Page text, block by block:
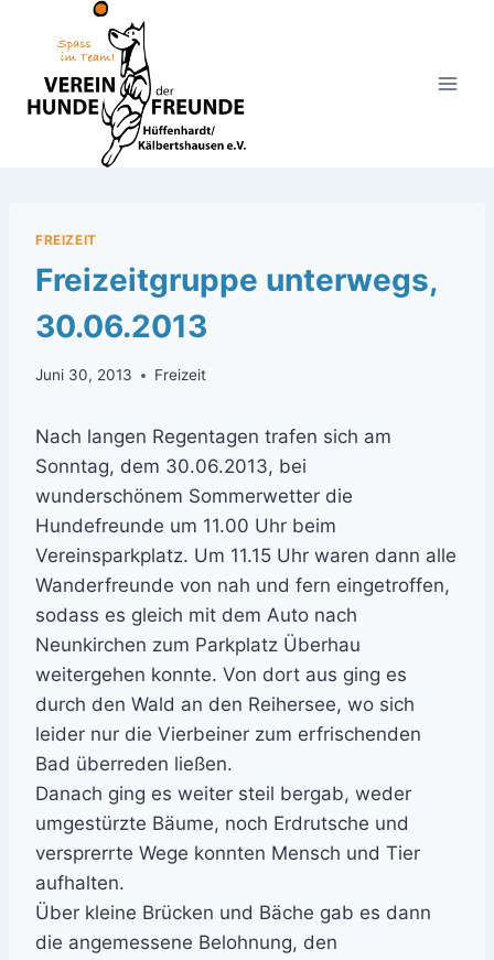
springen
FREIZEIT
Freizeitgruppe unterwegs,
30.06.2013
Juni 30, 2013 Freizeit
Nach langen Regentagen trafen sich am
Sonntag, dem 30.06.2013, bei
wunderschönem Sommerwetter die
Hundefreunde um 11.00 Uhr beim
Vereinsparkplatz. Um 11.15 Uhr waren dann alle
Wanderfreunde von nah und fern eingetroffen,
sodass es gleich mit dem Auto nach
Neunkirchen zum Parkplatz Überhau
weitergehen konnte. Von dort aus ging es
durch den Wald an den Reihersee, wo sich
leider nur die Vierbeiner zum erfrischenden
Bad überreden ließen.
Danach ging es weiter steil bergab, weder
umgestürzte Bäume, noch Erdrutsche und
versprerrte Wege konnten Mensch und Tier
aufhalten.
Über kleine Brücken und Bäche gab es dann
die angemessene Belohnung, den